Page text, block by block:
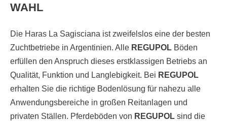
WAHL
Die Haras La Sagisciana ist zweifelslos eine der besten
Zuchtbetriebe in Argentinien. Alle REGUPOL Böden
erfüllen den Anspruch dieses erstklassigen Betriebs an
Qualität, Funktion und Langlebigkeit. Bei REGUPOL
erhalten Sie die richtige Bodenlösung für nahezu alle
Anwendungsbereiche in großen Reitanlagen und
privaten Ställen. Pferdeböden von REGUPOL sind die